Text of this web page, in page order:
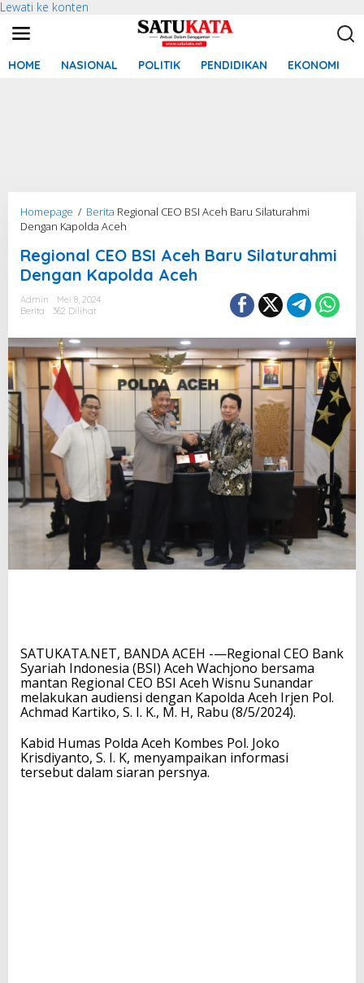
Lewati ke konten
HOME NASIONAL POLITIK PENDIDIKAN EKONOMI
Homepage / Berita Regional CEO BSI Aceh Baru Silaturahmi
Dengan Kapolda Aceh
Regional CEO BSI Aceh Baru Silaturahmi
Dengan Kapolda Aceh
Admin
Mei 8, 2024
Berita
362 Dilihat
SATUKATA.NET, BANDA ACEH -—Regional CEO Bank
Syariah Indonesia (BSI) Aceh Wachjono bersama
mantan Regional CEO BSI Aceh Wisnu Sunandar
melakukan audiensi dengan Kapolda Aceh Irjen Pol.
Achmad Kartiko, S. I. K., M. H, Rabu (8/5/2024).
Kabid Humas Polda Aceh Kombes Pol. Joko
Krisdiyanto, S. I. K, menyampaikan informasi
tersebut dalam siaran persnya.